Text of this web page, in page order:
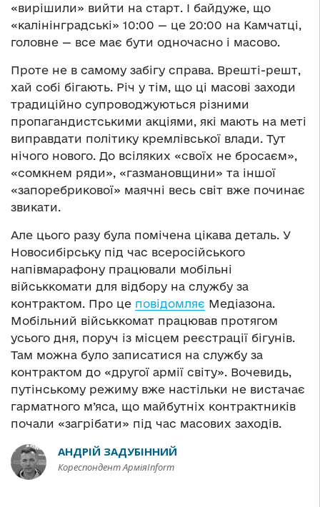
«вирішили» вийти на старт. І байдуже, що
«калінінградські» 10:00 — це 20:00 на Камчатці,
головне — все має бути одночасно і масово.
Проте не в самому забігу справа. Врешті-решт,
хай собі бігають. Річ у тім, що ці масові заходи
традиційно супроводжуються різними
пропагандистськими акціями, які мають на меті
виправдати політику кремлівської влади. Тут
нічого нового. До всіляких «своїх не бросаєм»,
«сомкнем ряди», «газмановщини» та іншої
«запоребрикової» маячні весь світ вже починає
звикати.
Але цього разу була помічена цікава деталь. У
Новосибірську під час всеросійського
напівмарафону працювали мобільні
військкомати для відбору на службу за
контрактом. Про це повідомляє Медіазона.
Мобільний військкомат працював протягом
усього дня, поруч із місцем реєстрації бігунів.
Там можна було записатися на службу за
контрактом до «другої армії світу». Вочевидь,
путінському режиму вже настільки не вистачає
гарматного м’яса, що майбутніх контрактників
почали «загрібати» під час масових заходів.
АНДРІЙ ЗАДУБІННИЙ
Кореспондент АрміяInform